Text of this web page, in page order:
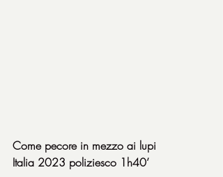
Come pecore in mezzo ai lupi
Italia 2023 poliziesco 1h40’